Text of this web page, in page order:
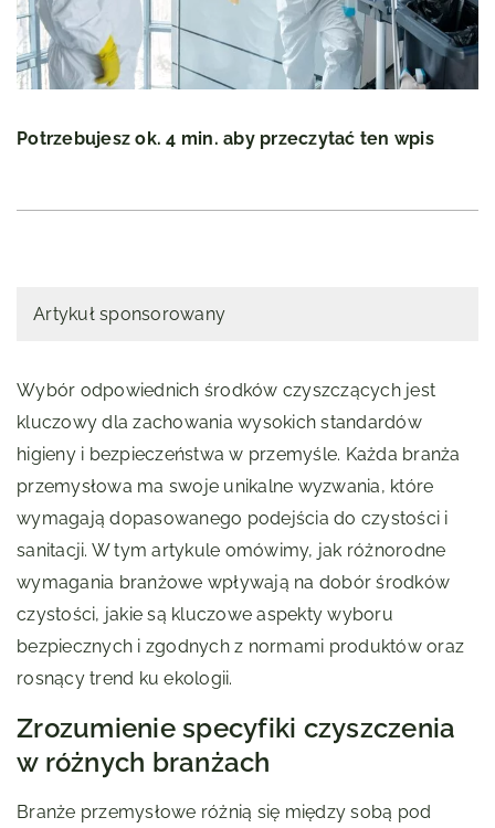
Potrzebujesz ok. 4 min. aby przeczytać ten wpis
Artykuł sponsorowany
Wybór odpowiednich środków czyszczących jest
kluczowy dla zachowania wysokich standardów
higieny i bezpieczeństwa w przemyśle. Każda branża
przemysłowa ma swoje unikalne wyzwania, które
wymagają dopasowanego podejścia do czystości i
sanitacji. W tym artykule omówimy, jak różnorodne
wymagania branżowe wpływają na dobór środków
czystości, jakie są kluczowe aspekty wyboru
bezpiecznych i zgodnych z normami produktów oraz
rosnący trend ku ekologii.
Zrozumienie specyfiki czyszczenia
w różnych branżach
Branże przemysłowe różnią się między sobą pod